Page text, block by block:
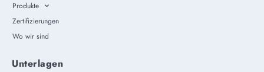
Produkte
Zertifizierungen
Wo wir sind
Unterlagen